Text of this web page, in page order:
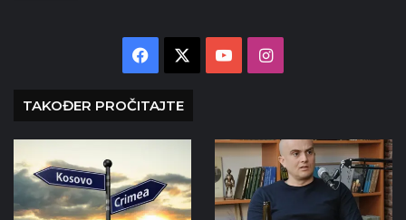
Facebook YouTubeInstagram
TAKOĐER PROČITAJTE